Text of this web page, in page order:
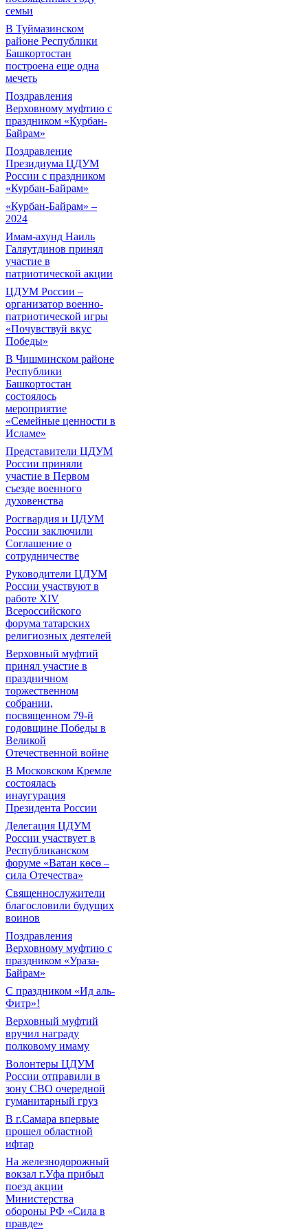
семьи
В Туймазинском
районе Республики
Башкортостан
построена еще одна
мечеть
Поздравления
Верховному муфтию с
праздником «Курбан-
Байрам»
Поздравление
Президиума ЦДУМ
России с праздником
«Курбан-Байрам»
«Курбан-Байрам» –
2024
Имам-ахунд Наиль
Галяутдинов принял
участие в
патриотической акции
ЦДУМ России –
организатор военно-
патриотической игры
«Почувствуй вкус
Победы»
В Чишминском районе
Республики
Башкортостан
состоялось
мероприятие
«Семейные ценности в
Исламе»
Представители ЦДУМ
России приняли
участие в Первом
съезде военного
духовенства
Росгвардия и ЦДУМ
России заключили
Соглашение о
сотрудничестве
Руководители ЦДУМ
России участвуют в
работе XIV
Всероссийского
форума татарских
религиозных деятелей
Верховный муфтий
принял участие в
праздничном
торжественном
собрании,
посвященном 79-й
годовщине Победы в
Великой
Отечественной войне
В Московском Кремле
состоялась
инаугурация
Президента России
Делегация ЦДУМ
России участвует в
Республиканском
форуме «Ватан көсө –
сила Отечества»
Священнослужители
благословили будущих
воинов
Поздравления
Верховному муфтию с
праздником «Ураза-
Байрам»
С праздником «Ид аль-
Фитр»!
Верховный муфтий
вручил награду
полковому имаму
Волонтеры ЦДУМ
России отправили в
зону СВО очередной
гуманитарный груз
В г.Самара впервые
прошел областной
ифтар
На железнодорожный
вокзал г.Уфа прибыл
поезд акции
Министерства
обороны РФ «Сила в
правде»